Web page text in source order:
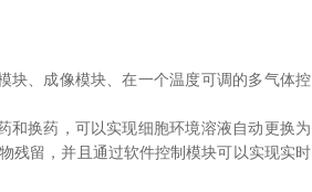
块、成像模块、在一个温度可调的多气体控
和换药，可以实现细胞环境溶液自动更换为
残留，并且通过软件控制模块可以实现实时